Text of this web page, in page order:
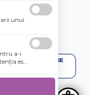
aceste
unui
a-i
este
care se